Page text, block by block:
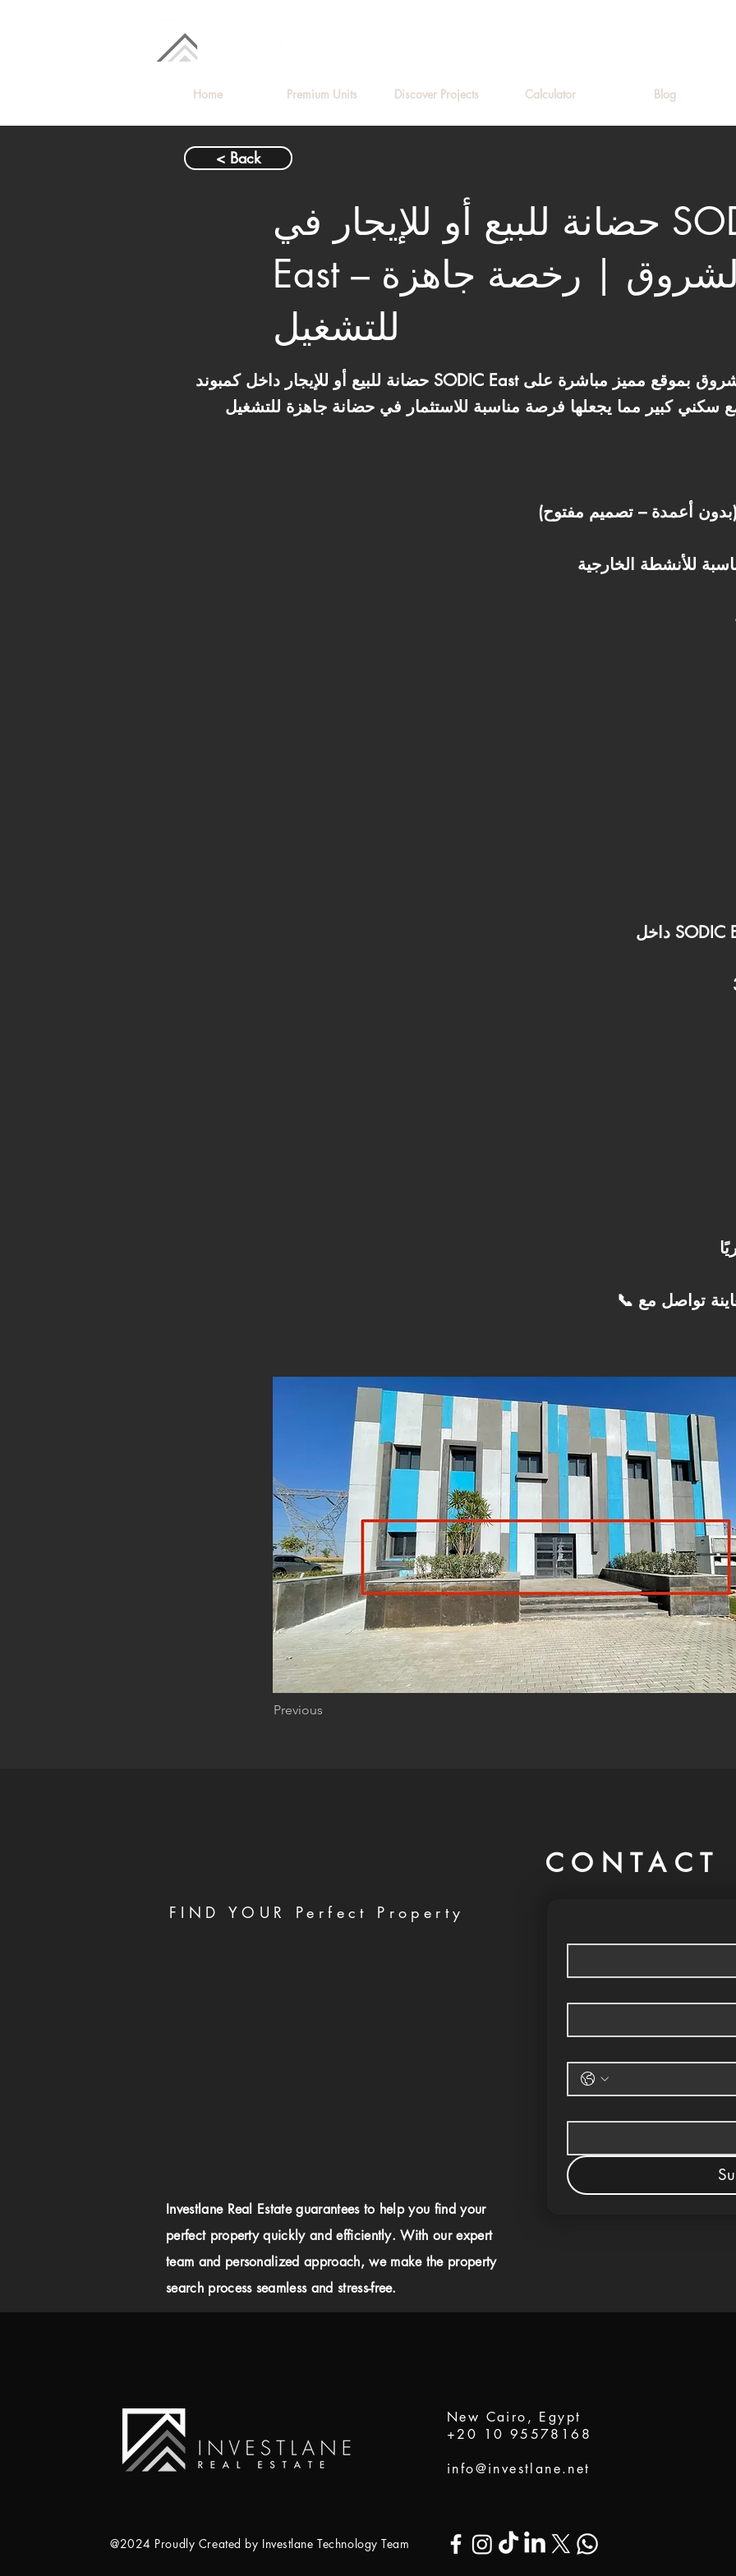
Home Premium Units Discover Projects Calculator Blog
< Back
حضانة للبيع أو للإيجار في SODIC
East – الشروق | رخصة جاهزة
للتشغيل
حضانة للبيع أو للإيجار داخل كمبوند SODIC East في نيو هليوبوليس – مدينة الشروق بموقع مميز مباشرة على
Previous
CONTACT
FIND YOUR Perfect Property
Investlane Real Estate guarantees to help you find your
perfect property quickly and efficiently. With our expert
team and personalized approach, we make the property
search process seamless and stress-free.
New Cairo, Egypt
+20 10 95578168
info@investlane.net
@2024 Proudly Created by Investlane Technology Team